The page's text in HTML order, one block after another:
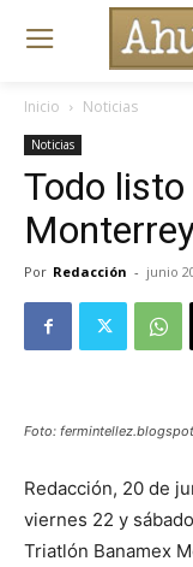
Inicio Noticias
Noticias
Todo
Por Redacción - junio
Foto:
Redacción, 20 de
viernes 22 y
Triatlón Banamex